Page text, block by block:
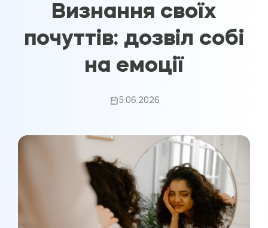
Визнання своїх
почуттів: дозвіл собі
на емоції
5.06.2026